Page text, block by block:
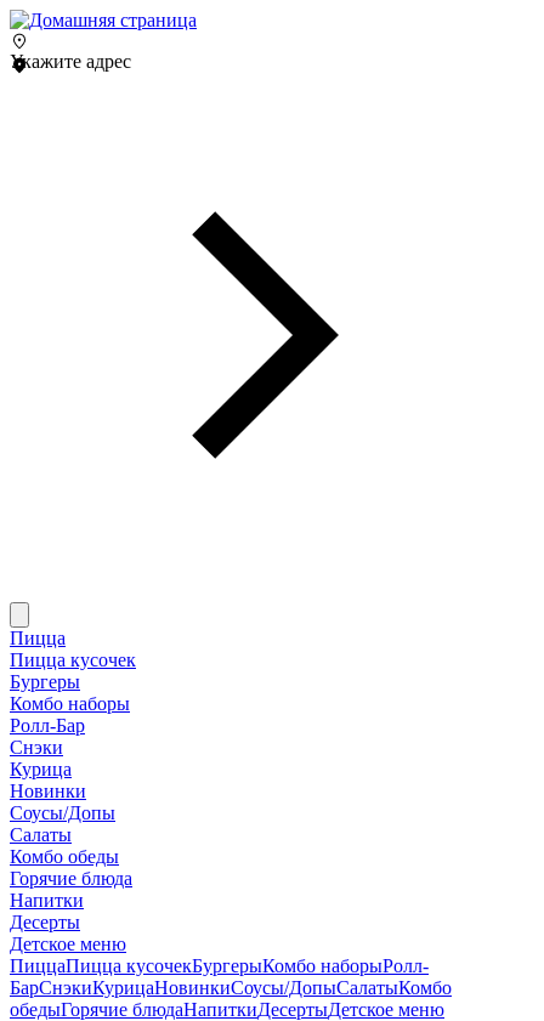
Укажите адрес
Пицца
Пицца кусочек
Бургеры
Комбо наборы
Ролл-Бар
Снэки
Курица
Новинки
Соусы/Допы
Салаты
Комбо обеды
Горячие блюда
Напитки
Десерты
Детское меню
ПиццаПицца кусочекБургерыКомбо наборыРолл-
БарСнэкиКурицаНовинкиСоусы/ДопыСалатыКомбо
обедыГорячие блюдаНапиткиДесертыДетское меню